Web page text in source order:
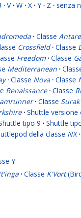
· V · W · X · Y · Z · senza
· Classe
Crossfield · Classe
Freedom · Classe
Mediterranean ·
· Classe Nova · Classe
Renaissance · Classe
· Classe Surak
· Shuttle versione
tipo 9 · Shuttle
della classe NX ·
Y
· Classe K'Vort